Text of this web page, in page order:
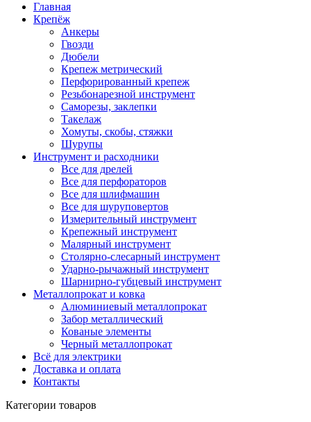
Главная
Крепёж
Анкеры
Гвозди
Дюбели
Крепеж метрический
Перфорированный крепеж
Резьбонарезной инструмент
Саморезы, заклепки
Такелаж
Хомуты, скобы, стяжки
Шурупы
Инструмент и расходники
Все для дрелей
Все для перфораторов
Все для шлифмашин
Все для шуруповертов
Измерительный инструмент
Крепежный инструмент
Малярный инструмент
Столярно-слесарный инструмент
Ударно-рычажный инструмент
Шарнирно-губцевый инструмент
Металлопрокат и ковка
Алюминиевый металлопрокат
Забор металлический
Кованые элементы
Черный металлопрокат
Всё для электрики
Доставка и оплата
Контакты
Категории товаров